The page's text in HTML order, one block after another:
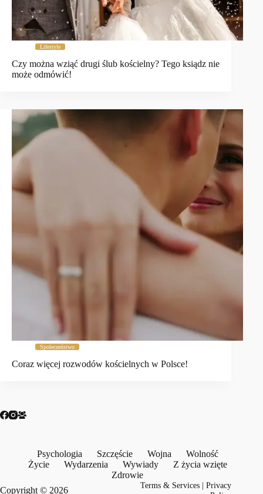
Lifestyle
Czy można wziąć drugi ślub kościelny? Tego ksiądz nie
może odmówić!
Społeczeństwo
Coraz więcej rozwodów kościelnych w Polsce!
Psychologia Szczęście Wojna
Wolność
Życie
Wydarzenia Wywiady
Z życia wzięte
Zdrowie
Copyright © 2026
Terms & Services |Privacy